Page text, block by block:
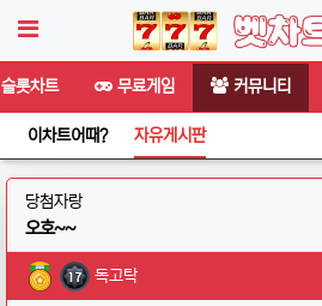
롯차트 무료게임 커뮤니티
이차트어때? 자유게시판
당첨자랑분류
오호~~
작성자 정보독고탁작성